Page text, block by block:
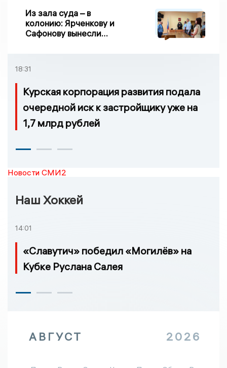
Из зала суда – в
колонию: Ярченкову и
Сафонову вынесли
18:31
Курская корпорация развития подала
очередной иск к застройщику уже на
1,7 млрд рублей
Новости СМИ2
Наш Хоккей
14:01
«Славутич» победил «Могилёв» на
Кубке Руслана Салея
АВГУСТ 2026